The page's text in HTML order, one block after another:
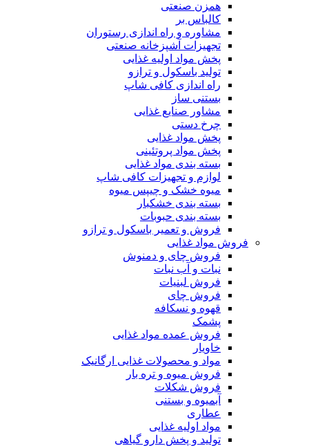
همزن صنعتی
کالباس بر
مشاوره و راه اندازی رستوران
تجهیزات آشپزخانه صنعتی
پخش مواد اولیه غذایی
تولید باسکول و ترازو
راه اندازی کافی شاپ
بستنی ساز
مشاور صنایع غذایی
چرخ دستی
پخش مواد غذایی
پخش مواد پروتئینی
بسته بندی مواد غذایی
لوازم و تجهیزات کافی شاپ
میوه خشک و چیپس میوه
بسته بندی خشکبار
بسته بندی حبوبات
فروش و تعمیر باسکول و ترازو
فروش مواد غذایی
فروش چای و دمنوش
نبات و آب نبات
فروش لبنیات
فروش چای
قهوه و نسکافه
پشمک
فروش عمده مواد غذایی
خاویار
مواد و محصولات غذایی ارگانیک
فروش میوه و تره بار
فروش شکلات
آبمیوه و بستنی
عطاری
مواد اولیه غذایی
تولید و پخش دارو گیاهی